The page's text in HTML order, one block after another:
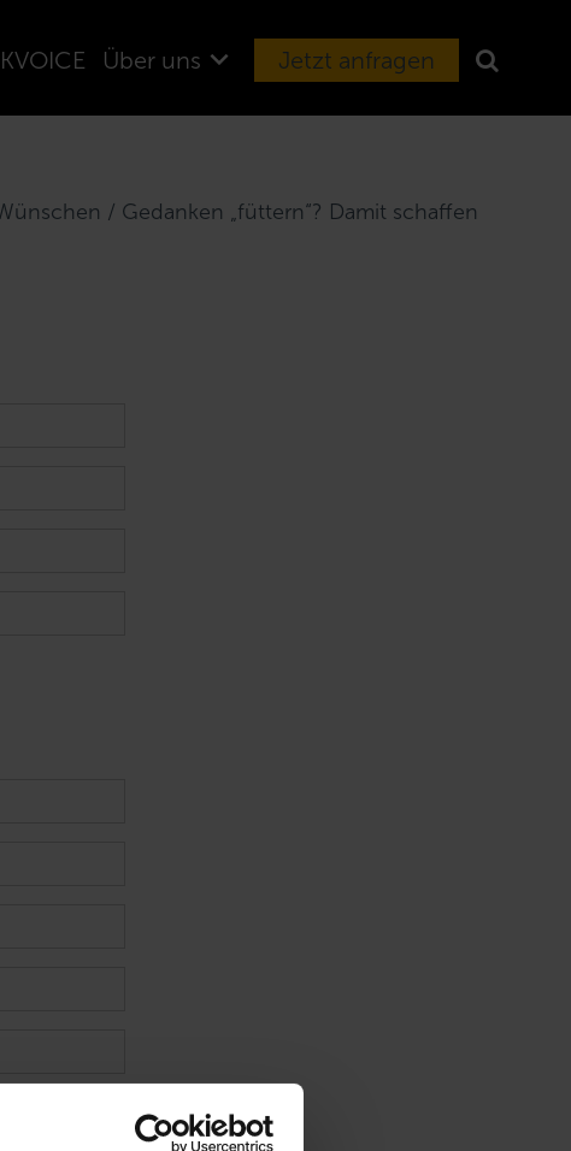
Über uns Jetzt anfragen
/ Gedanken „füttern“? Damit schaffen